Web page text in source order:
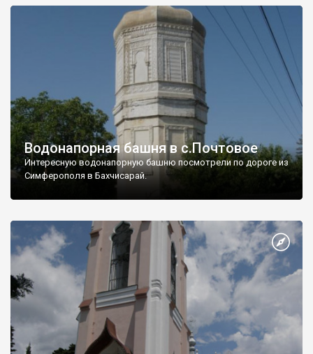
Водонапорная башня в с.Почтовое
Интересную водонапорную башню посмотрели по дороге из
Симферополя в Бахчисарай.